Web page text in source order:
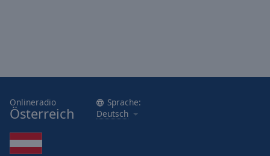
Onlineradio
Österreich
Sprache:
Deutsch